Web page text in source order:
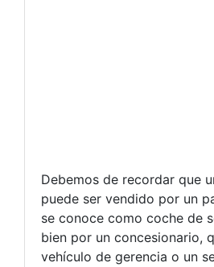
Debemos de recordar que
puede ser vendido por un
se conoce como coche de
bien por un concesionario,
vehículo de gerencia o un